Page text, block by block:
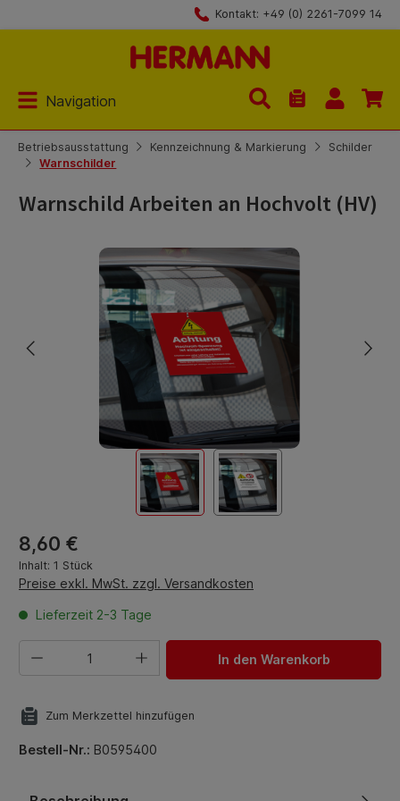
Kontakt: +49 (0) 2261-7099 14
Navigation
Du hast 0
Betriebsausstattung Kennzeichnung & Markierung
Schilder
Warnschilder
Warnschild Arbeiten an Hochvolt (HV)
Bildergalerie überspringen
Regulärer Preis:
8,60 €
Inhalt: 1 Stück
Preise exkl. MwSt. zzgl. Versandkosten
Lieferzeit 2-3 Tage
Produkt Anzahl: Gib den gewünschten Wert ein oder
In den Warenkorb
Zum Merkzettel hinzufügen
Bestell-Nr.: B0595400